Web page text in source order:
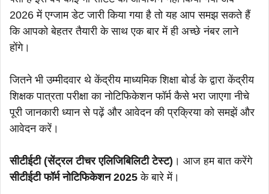
2026 में एग्जाम डेट जारी किया गया है तो यह आप समझ सकते हैं
कि आपको बेहतर तैयारी के साथ एक बार में ही अच्छे नंबर लाने
होंगे।
जितने भी उम्मीदवार थे केंद्रीय माध्यमिक शिक्षा बोर्ड के द्वारा केंद्रीय
शिक्षक पात्रता परीक्षा का नोटिफिकेशन फॉर्म कैसे भरा जाएगा नीचे
पूरी जानकारी ध्यान से पढ़ें और आवेदन की प्रक्रिया को समझें और
आवेदन करें।
सीटीईटी (सेंट्रल टीचर एलिजिबिलिटी टेस्ट) । आज हम बात करेंगे
सीटीईटी फॉर्म नोटिफिकेशन 2025 के बारे में।